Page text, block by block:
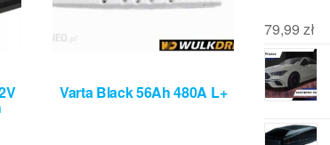
Varta Black 56Ah 480A L+
79,99 zł